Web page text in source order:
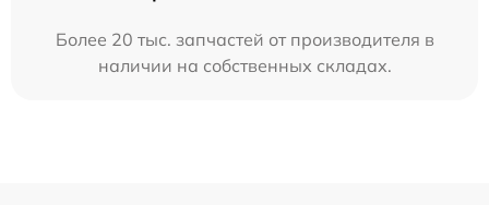
Более 20 тыс. запчастей от производителя в
наличии на собственных складах.